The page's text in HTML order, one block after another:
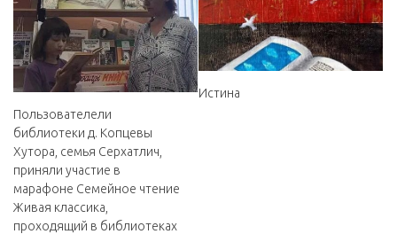
Пользователели
библиотеки д. Копцевы
Хутора, семья Серхатлич,
приняли участие в
марафоне Семейное чтение
Живая классика,
проходящий в библиотеках
Истина